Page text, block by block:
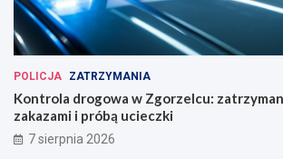
POLICJA ZATRZYMANIA
Kontrola drogowa w Zgorzelcu:
zakazami i próbą ucieczki
7 sierpnia 2026